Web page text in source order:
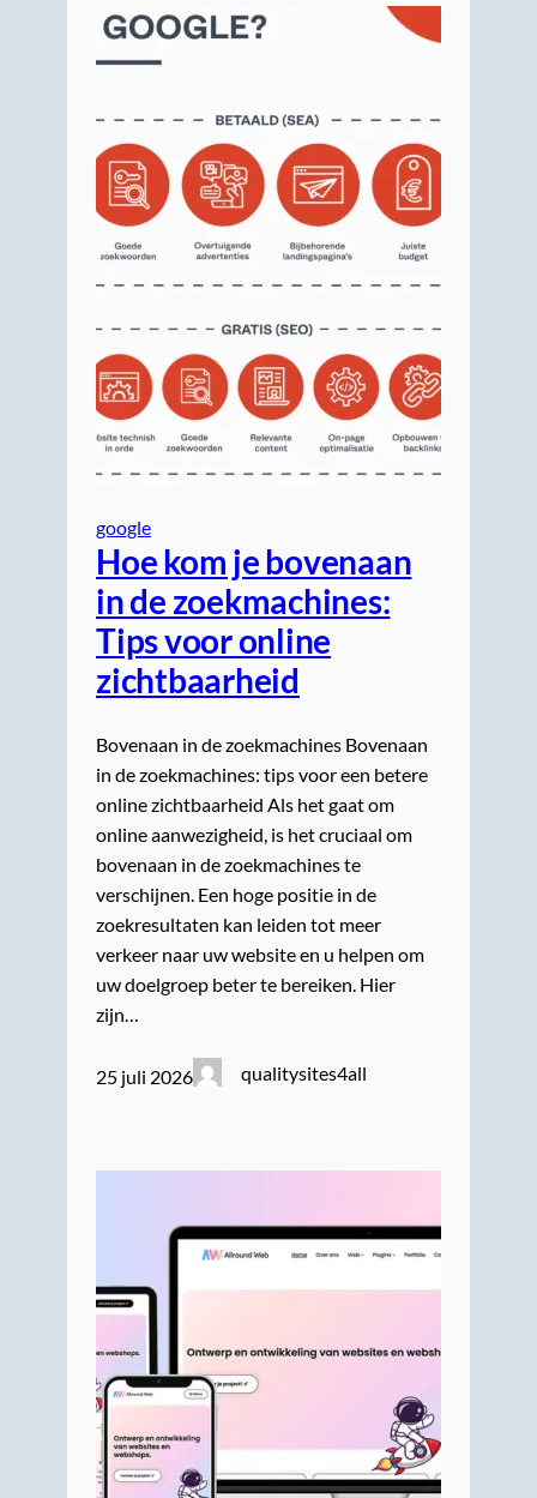
google
Hoe kom je bovenaan
in de zoekmachines:
Tips voor online
zichtbaarheid
Bovenaan in de zoekmachines Bovenaan
in de zoekmachines: tips voor een betere
online zichtbaarheid Als het gaat om
online aanwezigheid, is het cruciaal om
bovenaan in de zoekmachines te
verschijnen. Een hoge positie in de
zoekresultaten kan leiden tot meer
verkeer naar uw website en u helpen om
uw doelgroep beter te bereiken. Hier
zijn…
25 juli 2026 qualitysites4all